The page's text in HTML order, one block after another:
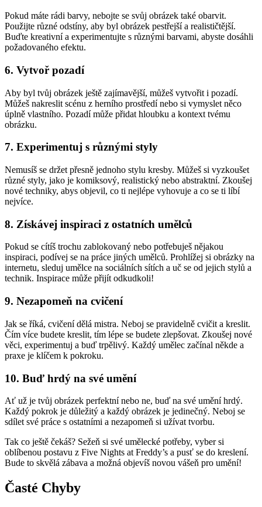
Pokud máte rádi barvy, nebojte se svůj obrázek také obarvit.
Použijte různé odstíny, aby byl obrázek pestřejší a realističtější.
Buďte kreativní a experimentujte s různými barvami, abyste dosáhli
požadovaného efektu.
6. Vytvoř pozadí
Aby byl tvůj obrázek ještě zajímavější, můžeš vytvořit i pozadí.
Můžeš nakreslit scénu z herního prostředí nebo si vymyslet něco
úplně vlastního. Pozadí může přidat hloubku a kontext tvému
obrázku.
7. Experimentuj s různými styly
Nemusíš se držet přesně jednoho stylu kresby. Můžeš si vyzkoušet
různé styly, jako je komiksový, realistický nebo abstraktní. Zkoušej
nové techniky, abys objevil, co ti nejlépe vyhovuje a co se ti líbí
nejvíce.
8. Získávej inspiraci z ostatních umělců
Pokud se cítíš trochu zablokovaný nebo potřebuješ nějakou
inspiraci, podívej se na práce jiných umělců. Prohlížej si obrázky na
internetu, sleduj umělce na sociálních sítích a uč se od jejich stylů a
technik. Inspirace může přijít odkudkoli!
9. Nezapomeň na cvičení
Jak se říká, cvičení dělá mistra. Neboj se pravidelně cvičit a kreslit.
Čím více budete kreslit, tím lépe se budete zlepšovat. Zkoušej nové
věci, experimentuj a buď trpělivý. Každý umělec začínal někde a
praxe je klíčem k pokroku.
10. Buď hrdý na své umění
Ať už je tvůj obrázek perfektní nebo ne, buď na své umění hrdý.
Každý pokrok je důležitý a každý obrázek je jedinečný. Neboj se
sdílet své práce s ostatními a nezapomeň si užívat tvorbu.
Tak co ještě čekáš? Sežeň si své umělecké potřeby, vyber si
oblíbenou postavu z Five Nights at Freddy’s a pusť se do kreslení.
Bude to skvělá zábava a možná objevíš novou vášeň pro umění!
Časté Chyby